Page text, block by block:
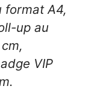
format A4,
up au
VIP